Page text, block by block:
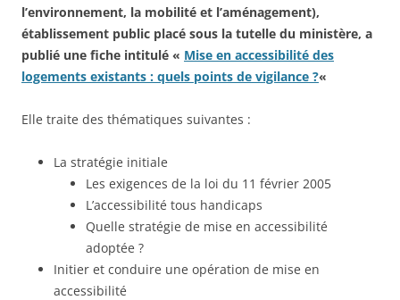
l’environnement, la mobilité et l’aménagement),
établissement public placé sous la tutelle du ministère, a
publié une fiche intitulé « Mise en accessibilité des
logements existants : quels points de vigilance ?«
Elle traite des thématiques suivantes :
La stratégie initiale
Les exigences de la loi du 11 février 2005
L’accessibilité tous handicaps
Quelle stratégie de mise en accessibilité
adoptée ?
Initier et conduire une opération de mise en
accessibilité